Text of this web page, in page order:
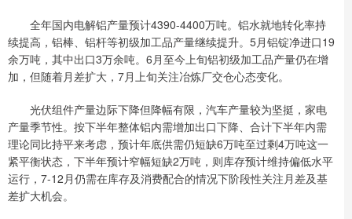
全年国内电解铝产量预计4390-4400万吨。铝水就地转化率持
续提高，铝棒、铝杆等初级加工品产量继续提升。5月铝锭净进口19
余万吨，其中出口3万余吨。6月至今上旬铝初级加工品产量仍在增
加，但随着月差扩大，7月上旬关注冶炼厂交仓心态变化。
光伏组件产量边际下降但降幅有限，汽车产量较为坚挺，家电
产量季节性。按下半年整体铝内需增加出口下降、合计下半年内需
理论同比持平来考虑，预计年底供需仍短缺6万吨至过剩4万吨这一
紧平衡状态，下半年预计窄幅短缺2万吨，则库存预计维持偏低水平
运行，7-12月仍需在库存及消费配合的情况下阶段性关注月差及基
差扩大机会。